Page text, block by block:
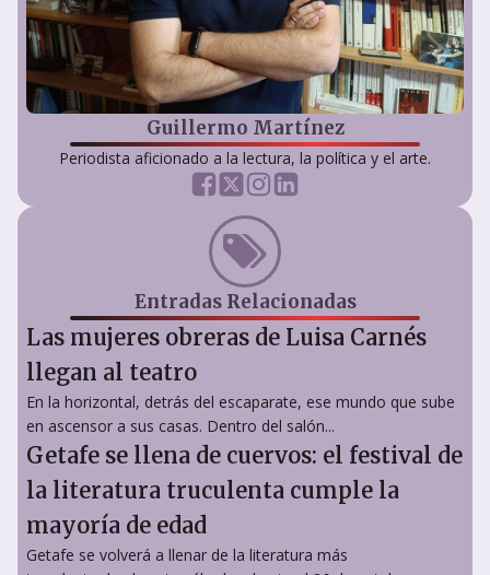
Guillermo Martínez
Periodista aficionado a la lectura, la política y el arte.
Entradas Relacionadas
Las mujeres obreras de Luisa Carnés
llegan al teatro
En la horizontal, detrás del escaparate, ese mundo que sube
en ascensor a sus casas. Dentro del salón...
Getafe se llena de cuervos: el festival de
la literatura truculenta cumple la
mayoría de edad
Getafe se volverá a llenar de la literatura más